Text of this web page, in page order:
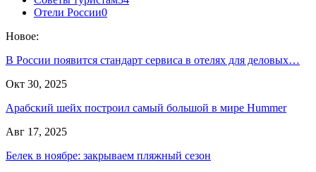
Отели России0
Новое:
В России появится стандарт сервиса в отелях для деловых…
Окт 30, 2025
Арабский шейх построил самый большой в мире Hummer
Авг 17, 2025
Белек в ноябре: закрываем пляжный сезон